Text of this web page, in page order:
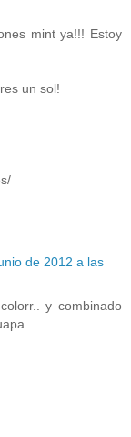
mint ya!!! Estoy
un sol!
de 2012 a las
y combinado